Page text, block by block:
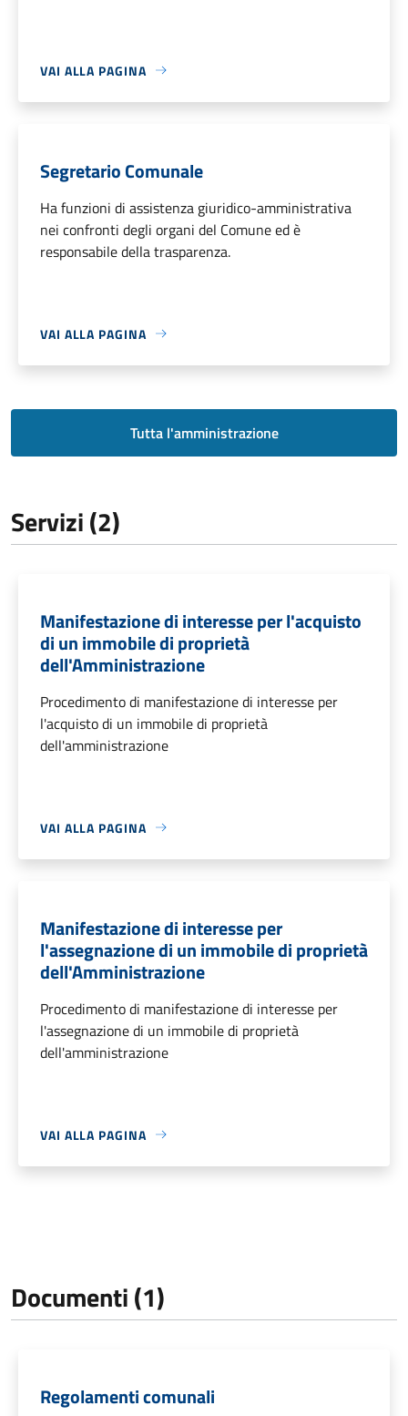
VAI ALLA PAGINA
Segretario Comunale
Ha funzioni di assistenza giuridico-amministrativa
nei confronti degli organi del Comune ed è
responsabile della trasparenza.
VAI ALLA PAGINA
Tutta l'amministrazione
Servizi (2)
Manifestazione di interesse per l'acquisto
di un immobile di proprietà
dell'Amministrazione
Procedimento di manifestazione di interesse per
l'acquisto di un immobile di proprietà
dell'amministrazione
VAI ALLA PAGINA
Manifestazione di interesse per
l'assegnazione di un immobile di proprietà
dell'Amministrazione
Procedimento di manifestazione di interesse per
l'assegnazione di un immobile di proprietà
dell'amministrazione
VAI ALLA PAGINA
Documenti (1)
Regolamenti comunali